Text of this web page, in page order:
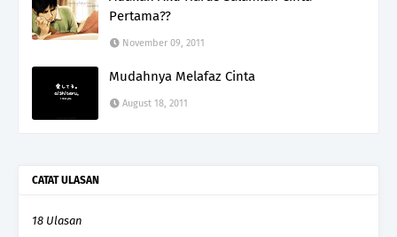
Pertama??
November 09, 2011
Mudahnya Melafaz Cinta
August 18, 2011
CATAT ULASAN
18 Ulasan